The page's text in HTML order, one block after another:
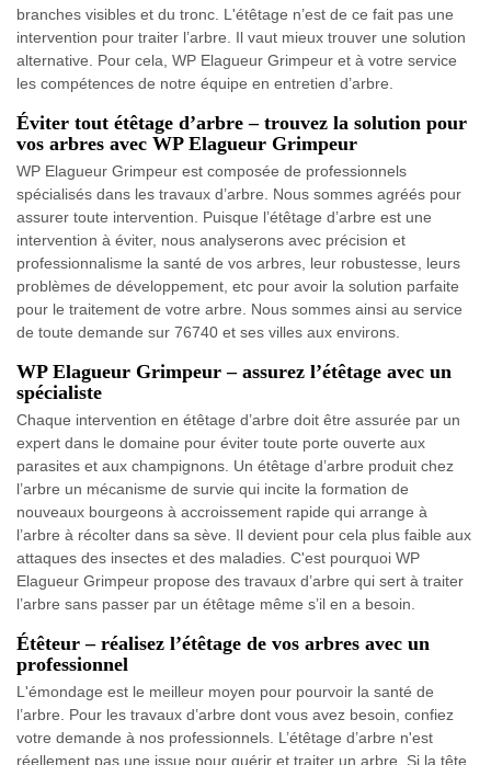
branches visibles et du tronc. L'étêtage n’est de ce fait pas une
intervention pour traiter l’arbre. Il vaut mieux trouver une solution
alternative. Pour cela, WP Elagueur Grimpeur et à votre service
les compétences de notre équipe en entretien d’arbre.
Éviter tout étêtage d’arbre – trouvez la solution pour
vos arbres avec WP Elagueur Grimpeur
WP Elagueur Grimpeur est composée de professionnels
spécialisés dans les travaux d’arbre. Nous sommes agréés pour
assurer toute intervention. Puisque l’étêtage d’arbre est une
intervention à éviter, nous analyserons avec précision et
professionnalisme la santé de vos arbres, leur robustesse, leurs
problèmes de développement, etc pour avoir la solution parfaite
pour le traitement de votre arbre. Nous sommes ainsi au service
de toute demande sur 76740 et ses villes aux environs.
WP Elagueur Grimpeur – assurez l’étêtage avec un
spécialiste
Chaque intervention en étêtage d’arbre doit être assurée par un
expert dans le domaine pour éviter toute porte ouverte aux
parasites et aux champignons. Un étêtage d’arbre produit chez
l’arbre un mécanisme de survie qui incite la formation de
nouveaux bourgeons à accroissement rapide qui arrange à
l’arbre à récolter dans sa sève. Il devient pour cela plus faible aux
attaques des insectes et des maladies. C'est pourquoi WP
Elagueur Grimpeur propose des travaux d’arbre qui sert à traiter
l’arbre sans passer par un étêtage même s’il en a besoin.
Étêteur – réalisez l’étêtage de vos arbres avec un
professionnel
L'émondage est le meilleur moyen pour pourvoir la santé de
l’arbre. Pour les travaux d’arbre dont vous avez besoin, confiez
votre demande à nos professionnels. L’étêtage d’arbre n'est
réellement pas une issue pour guérir et traiter un arbre. Si la tête